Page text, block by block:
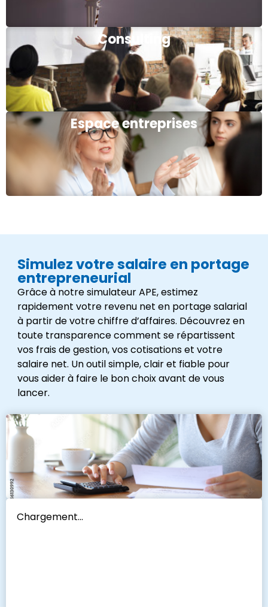
Consulting
Espace entreprises
Simulez votre salaire en portage
entrepreneurial
Grâce à notre simulateur APE, estimez
rapidement votre revenu net en portage salarial
à partir de votre chiffre d’affaires. Découvrez en
toute transparence comment se répartissent
vos frais de gestion, vos cotisations et votre
salaire net. Un outil simple, clair et fiable pour
vous aider à faire le bon choix avant de vous
lancer.